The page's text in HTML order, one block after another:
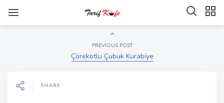
PREVIOUS POST
Çörekotlu Çubuk Kurabiye
SHARE